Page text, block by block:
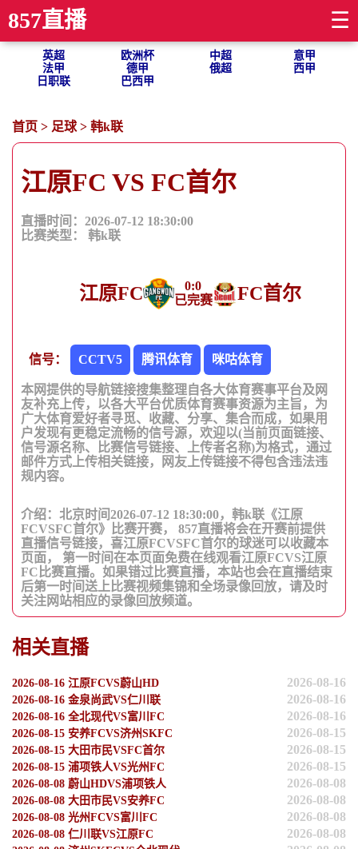
857直播 ☰
英超 欧洲杯 中超
意甲
法甲
德甲 俄超
西甲
日职联
巴西甲
首页 > 足球 > 韩k联
江原FC VS FC首尔
直播时间： 2026-07-12 18:30:00
比赛类型： 韩k联
江原FC 0:0
已完赛
FC首尔
信号： CCTV5 腾讯体育 咪咕体育
本网提供的导航链接搜集整理自各大体育赛事平台及网
友补充上传，以各大平台优质体育赛事资源为主旨，为
广大体育爱好者寻觅、收藏、分享、集合而成，如果用
户发现有更稳定流畅的信号源，欢迎以(当前页面链接、
信号源名称、比赛信号链接、上传者名称)为格式，通过
邮件方式上传相关链接，网友上传链接不得包含违法违
规内容。
介绍：北京时间2026-07-12 18:30:00，韩k联《江原
FCVSFC首尔》比赛开赛， 857直播将会在开赛前提供
直播信号链接，喜江原FCVSFC首尔的球迷可以收藏本
页面， 第一时间在本页面免费在线观看江原FCVS江原
FC比赛直播。如果错过比赛直播，本站也会在直播结束
后第一时间送上比赛视频集锦和全场录像回放，请及时
关注网站相应的录像回放频道。
相关直播
2026-08-16 江原FCVS蔚山HD 2026-08-16
2026-08-16 金泉尚武VS仁川联 2026-08-16
2026-08-16 全北现代VS富川FC 2026-08-16
2026-08-15 安养FCVS济州SKFC 2026-08-15
2026-08-15 大田市民VSFC首尔 2026-08-15
2026-08-15 浦项铁人VS光州FC 2026-08-15
2026-08-08 蔚山HDVS浦项铁人 2026-08-08
2026-08-08 大田市民VS安养FC 2026-08-08
2026-08-08 光州FCVS富川FC 2026-08-08
2026-08-08 仁川联VS江原FC 2026-08-08